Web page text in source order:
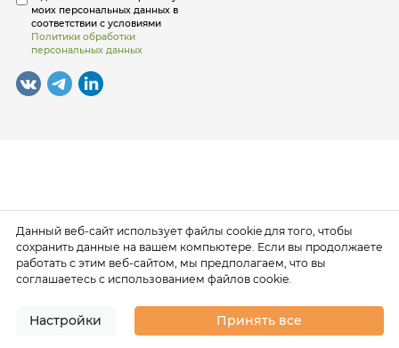
основные фокусы внимания и разрушить некоторые
ограничивающие установки. Обучение — важный и
обязательный шаг на пути к осознанному лидерству!
Участники данного обучения : получат знания в
области управления сотрудниками: навык постановки
управленческого цикла; смогут благодаря решенным
кейсам овладеть такими инструментами, как
диаграмма Исикавы, диаграмма Ганта, дерево
перехода из теории ограничений Голдратта. Этот
тренинг для тех, кто уже развивается как лидер и
резервах для достижения новых горизонтов!
моих персональных данных в
соответствии с условиями
Политики обработки
персональных данных
Данный веб-сайт использует файлы cookie для того, чтобы
сохранить данные на вашем компьютере. Если вы продолжаете
работать с этим веб-сайтом, мы предполагаем, что вы
соглашаетесь с использованием файлов cookie.
Настройки Принять все